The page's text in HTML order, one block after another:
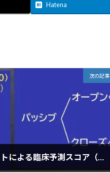
Hatena
次の記事
リアクション・チャートによる臨床予測スコア（CPS）の活用について